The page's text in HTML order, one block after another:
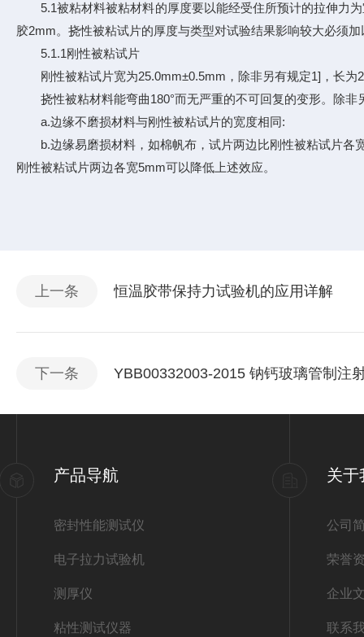
5.1被粘材料被粘材料的厚度要以能经受住所预计的拉伸力为
胶2mm。挠性被粘试片的厚度与类型对试验结果影响较大必须
5.1.1刚性被粘试片
刚性被粘试片宽为25.0mm±0.5mm，除非另有规定1]，长为
挠性被粘材料能弯曲180°而无严重的不可回复的变形。除非
a.边缘不磨损材料与刚性被粘试片的宽度相同:
b.边缘易磨损材料，如棉帆布，试片两边比刚性被粘试片各
刚性被粘试片两边各宽5mm可以降低上述效应。
上一条 恒温胶带保持力试验机的应用详解
下一条 YBB00332003-2015 钠钙玻璃管制注
产品导航
密封性能测试仪
电子拉力试验机
测厚仪
粘性测试仪器
关于
公司
荣誉
企业
联系